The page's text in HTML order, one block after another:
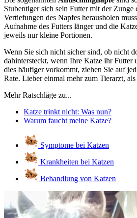
Stubentiger sich sein Futter mit der Zunge
Vertiefungen des Napfes herausholen
Aufnahme des Futters länger und die
jeweils nur kleine Portionen.
Wenn Sie sich nicht sicher sind, ob nicht
dahintersteckt, wenn Ihre Katze ihr Futter
dies häufiger vorkommt, ziehen Sie auf
Rate. Lieber einmal mehr zum Tierarzt,
Mehr Ratschläge zu...
Katze trinkt nicht: Was nun?
Warum faucht meine Katze?
Symptome bei Katzen
Krankheiten bei Katzen
Behandlung von Katzen